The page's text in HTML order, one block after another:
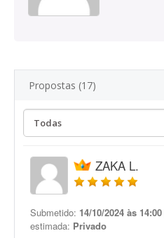
Propostas (17)
ZAKA L.
Submetido: 14/10/2024 às 14:00
estimada: Privado